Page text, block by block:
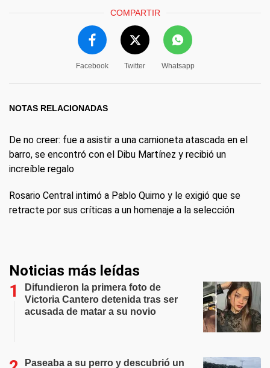
COMPARTIR
Facebook Twitter Whatsapp
NOTAS RELACIONADAS
De no creer: fue a asistir a una camioneta atascada en el
barro, se encontró con el Dibu Martínez y recibió un
increíble regalo
Rosario Central intimó a Pablo Quirno y le exigió que se
retracte por sus críticas a un homenaje a la selección
Noticias más leídas
Difundieron la primera foto de
Victoria Cantero detenida tras ser
acusada de matar a su novio
Paseaba a su perro y descubrió un